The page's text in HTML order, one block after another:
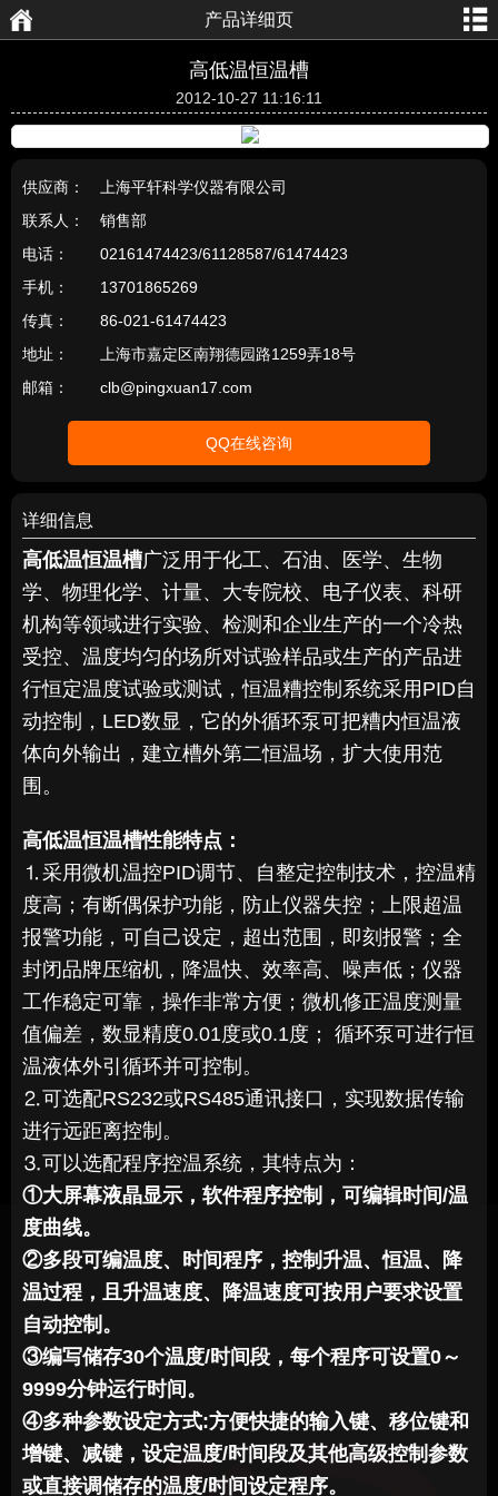
产品详细页
高低温恒温槽
2012-10-27 11:16:11
供应商：
上海平轩科学仪器有限公司
联系人：
销售部
电话：
02161474423/61128587/61474423
手机：
13701865269
传真：
86-021-61474423
地址：
上海市嘉定区南翔德园路1259弄18号
邮箱：
clb@pingxuan17.com
QQ在线咨询
详细信息
高低温恒温槽广泛用于化工、石油、医学、生物
学、物理化学、计量、大专院校、电子仪表、科研
机构等领域进行实验、检测和企业生产的一个冷热
受控、温度均匀的场所对试验样品或生产的产品进
行恒定温度试验或测试，恒温糟控制系统采用PID自
动控制，LED数显，它的外循环泵可把糟内恒温液
体向外输出，建立槽外第二恒温场，扩大使用范
围。
高低温恒温槽性能特点：
⒈采用微机温控PID调节、自整定控制技术，控温精
度高；有断偶保护功能，防止仪器失控；上限超温
报警功能，可自己设定，超出范围，即刻报警；全
封闭品牌压缩机，降温快、效率高、噪声低；仪器
工作稳定可靠，操作非常方便；微机修正温度测量
值偏差，数显精度0.01度或0.1度； 循环泵可进行恒
温液体外引循环并可控制。
⒉可选配RS232或RS485通讯接口，实现数据传输
进行远距离控制。
⒊可以选配程序控温系统，其特点为：
①大屏幕液晶显示，软件程序控制，可编辑时间/温
度曲线。
②多段可编温度、时间程序，控制升温、恒温、降
温过程，且升温速度、降温速度可按用户要求设置
自动控制。
③编写储存30个温度/时间段，每个程序可设置0～
9999分钟运行时间。
④多种参数设定方式:方便快捷的输入键、移位键和
增键、减键，设定温度/时间段及其他高级控制参数
或直接调储存的温度/时间设定程序。